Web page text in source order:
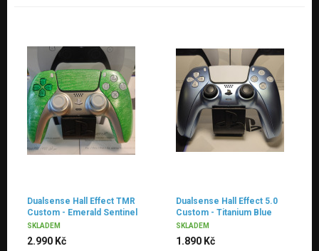
Dualsense Hall Effect TMR
Custom - Emerald Sentinel
/HAND MADE
SKLADEM
2.990 Kč
Dualsense Hall Effect 5.0
Custom - Titanium Blue
SKLADEM
1.890 Kč